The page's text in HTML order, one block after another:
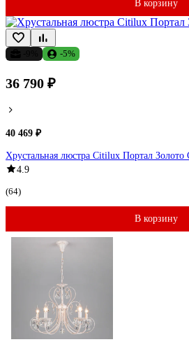
В корзину
-5%
36 790 ₽
40 469 ₽
Хрустальная люстра Citilux Портал Золото
4.9
(64)
В корзину